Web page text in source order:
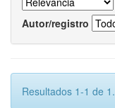
Autor/registro
Resultados 1-1 de 1.